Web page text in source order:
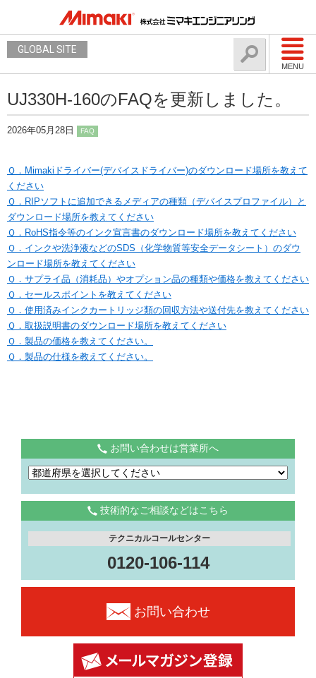
MENU
GLOBAL SITE
UJ330H-160のFAQを更新しました。
2026年05月28日 FAQ
Ｑ．Mimakiドライバー(デバイスドライバー)のダウンロード場所を教えて
ください
Ｑ．RIPソフトに追加できるメディアの種類（デバイスプロファイル）と
ダウンロード場所を教えてください
Ｑ．RoHS指令等のインク宣言書のダウンロード場所を教えてください
Ｑ．インクや洗浄液などのSDS（化学物質等安全データシート）のダウ
ンロード場所を教えてください
Ｑ．サプライ品（消耗品）やオプション品の種類や価格を教えてください
Ｑ．セールスポイントを教えてください
Ｑ．使用済みインクカートリッジ類の回収方法や送付先を教えてください
Ｑ．取扱説明書のダウンロード場所を教えてください
Ｑ．製品の価格を教えてください。
Ｑ．製品の仕様を教えてください。
お問い合わせは営業所へ
技術的なご相談などはこちら
テクニカルコールセンター
0120-106-114
お問い合わせ